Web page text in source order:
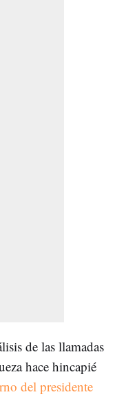
de las llamadas
hace hincapié
del presidente